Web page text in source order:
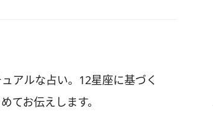
アルな占い。12星座に基づく
てお伝えします。